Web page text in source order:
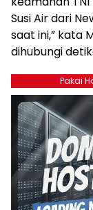
Susi Air dari
saat ini,” kata
dihubungi
Pakai